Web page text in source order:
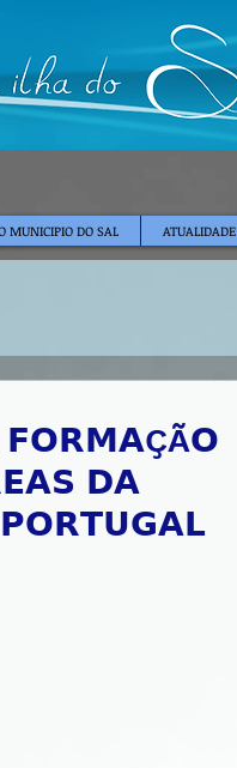
MUNICIPIO DO SAL ATUALIDADE
𝗗𝗔